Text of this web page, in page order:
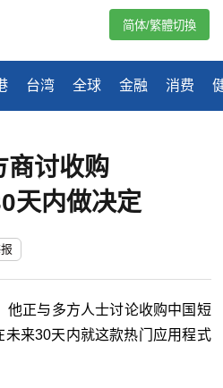
台湾 全球 金融 消费
简体/繁體切換
商讨收购
天内做决定
他正与多方人士讨论收购中国短
未来30天内就这款热门应用程式